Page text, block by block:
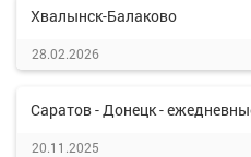
Хвалынск-Балаково
28.02.2026
Саратов - Донецк -
20.11.2025